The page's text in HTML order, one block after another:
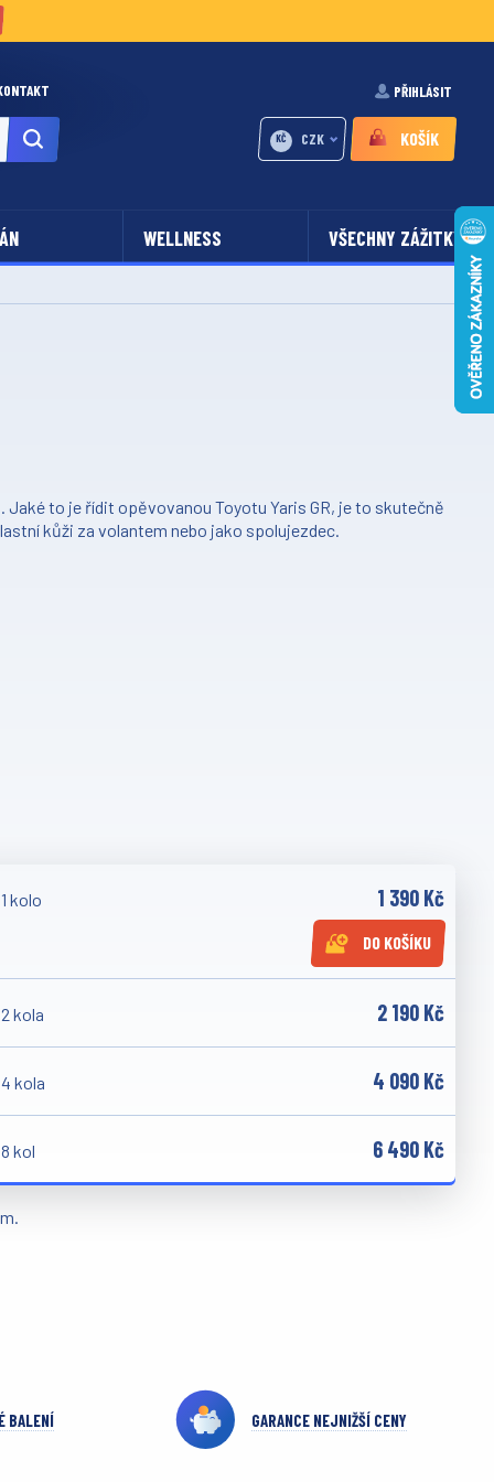
PŘIHLÁSIT
KČ CZK KOŠÍK
WELLNESS VŠECHNY ZÁŽITKY
to je řídit opěvovanou Toyotu Yaris GR, je to skutečně
kůži za volantem nebo jako spolujezdec.
1 kolo 1 390 Kč
DO KOŠÍKU
2 kola 2 190 Kč
4 kola 4 090 Kč
8 kol 6 490 Kč
BALENÍ GARANCE NEJNIŽŠÍ CENY